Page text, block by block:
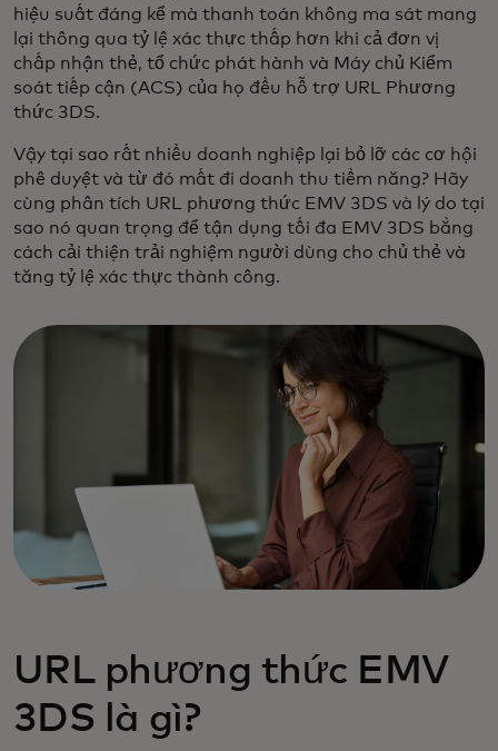
hiệu suất đáng kể mà thanh toán không ma sát mang
lại thông qua tỷ lệ xác thực thấp hơn khi cả đơn vị
chấp nhận thẻ, tổ chức phát hành và Máy chủ Kiểm
soát tiếp cận (ACS) của họ đều hỗ trợ URL Phương
thức 3DS.
Vậy tại sao rất nhiều doanh nghiệp lại bỏ lỡ các cơ hội
phê duyệt và từ đó mất đi doanh thu tiềm năng? Hãy
cùng phân tích URL phương thức EMV 3DS và lý do tại
sao nó quan trọng để tận dụng tối đa EMV 3DS bằng
cách cải thiện trải nghiệm người dùng cho chủ thẻ và
tăng tỷ lệ xác thực thành công.
URL phương thức EMV
3DS là gì?